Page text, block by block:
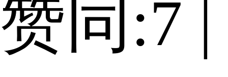
赞同:7 |